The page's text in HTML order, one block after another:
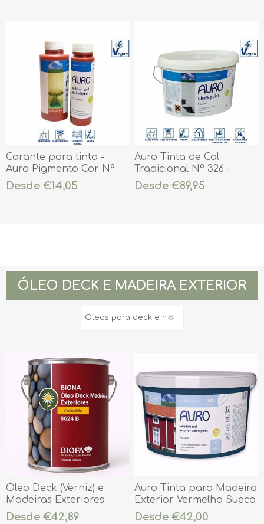
Corante para tinta -
Auro Pigmento Cor Nº
330
Desde €14,05
Auro Tinta de Cal
Tradicional Nº 326 -
Branca
Desde €89,95
ÓLEO DECK E MADEIRA EXTERIOR
Óleo Deck (Verniz) e
Madeiras Exteriores
Desde €42,89
Auro Tinta para Madeira
Exterior Vermelho Sueco
Nº 148
Desde €42,00